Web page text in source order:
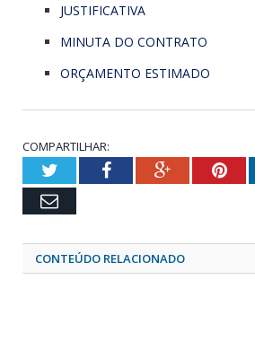
JUSTIFICATIVA
MINUTA DO CONTRATO
ORÇAMENTO ESTIMADO
COMPARTILHAR:
TwitterFacebookGoogle+
Email
CONTEÚDO RELACIONADO